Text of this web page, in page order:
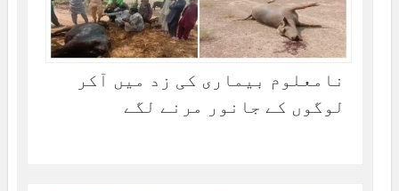
نامعلوم بیماری کی زد میں آکر
لوگوں کے جانور مرنے لگے